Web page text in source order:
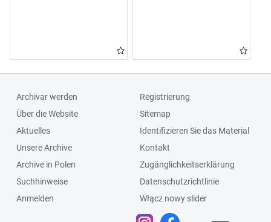
Archivar werden
Über die Website
Aktuelles
Unsere Archive
Archive in Polen
Suchhinweise
Anmelden
Registrierung
Sitemap
Identifizieren Sie das Material
Kontakt
Zugänglichkeitserklärung
Datenschutzrichtlinie
Włącz nowy slider